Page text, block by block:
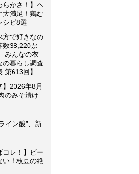
らかさ！】ヘ
大満足！鶏む
シピ8選
方で好きなの
数38,220票
みんなの衣
の暮らし調査
第613回】
】2026年8月
のみそ漬け
イン酸”、新
コレ！】ビー
い！枝豆の絶